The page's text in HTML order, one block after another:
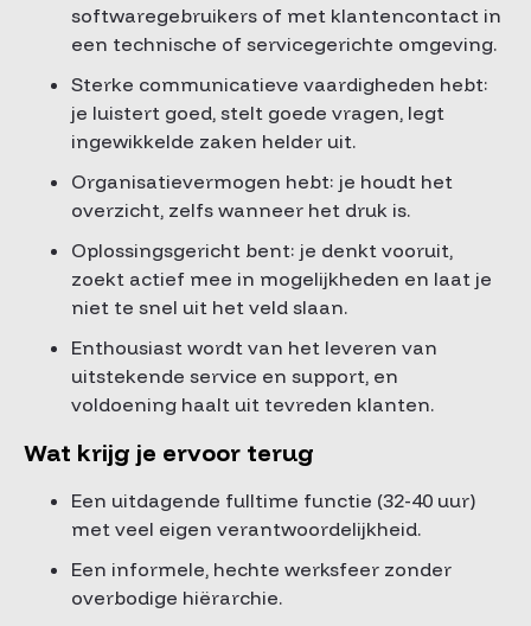
softwaregebruikers of met klantencontact in
een technische of servicegerichte omgeving.
Sterke communicatieve vaardigheden hebt:
je luistert goed, stelt goede vragen, legt
ingewikkelde zaken helder uit.
Organisatievermogen hebt: je houdt het
overzicht, zelfs wanneer het druk is.
Oplossingsgericht bent: je denkt vooruit,
zoekt actief mee in mogelijkheden en laat je
niet te snel uit het veld slaan.
Enthousiast wordt van het leveren van
uitstekende service en support, en
voldoening haalt uit tevreden klanten.
Wat krijg je ervoor terug
Een uitdagende fulltime functie (32-40 uur)
met veel eigen verantwoordelijkheid.
Een informele, hechte werksfeer zonder
overbodige hiërarchie.